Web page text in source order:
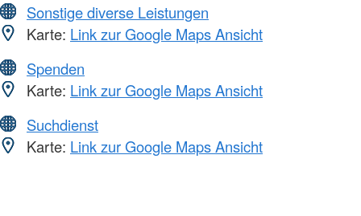
Sonstige diverse Leistungen
Karte: Link zur Google Maps Ansicht
Spenden
Karte: Link zur Google Maps Ansicht
Suchdienst
Karte: Link zur Google Maps Ansicht